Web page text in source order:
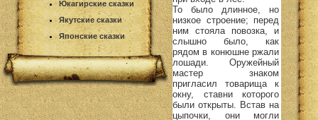
Юкагирские сказки
Якутские сказки
Японские сказки
То было длинное, но
низкое строение; перед
ним стояла повозка, и
слышно было, как
рядом в конюшне ржали
лошади. Оружейный
мастер знаком
пригласил товарища к
окну, ставни которого
были открыты. Встав на
цыпочки, они могли